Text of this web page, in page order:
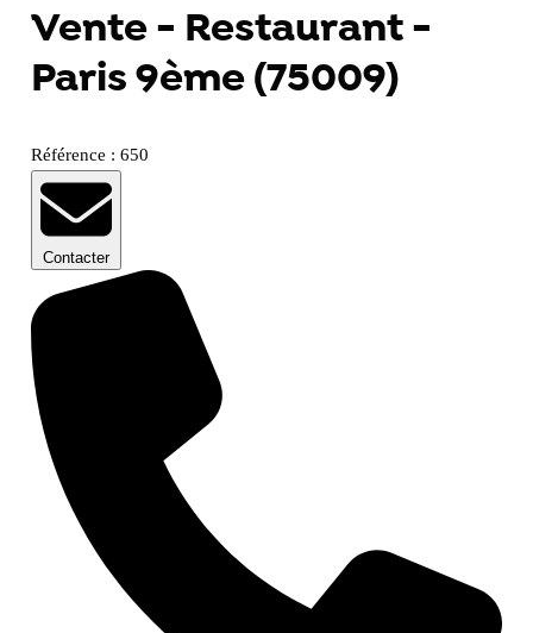
Vente - Restaurant -
Paris 9ème (75009)
Référence : 650
Contacter